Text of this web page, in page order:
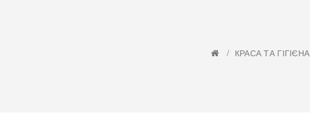
КРАСА ТА ГІГІЄНА